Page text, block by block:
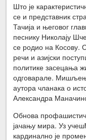
Што је
се и представник
Тачија и његовог
песнику Николају
се родио на Косову.
речи и азијски
политике засецања
одговарале.
аутора чланака о
Александра
Обнова
јачању мира. Уз
кардинално је